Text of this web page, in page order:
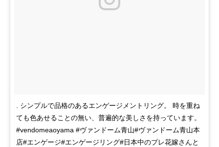
. シンプルで品格のあるエンゲージメントリング。 時を重ね
ても色あせることの無い、普遍的な美しさを持っています。
#vendomeaoyama #ヴァンドーム青山#ヴァンドーム青山本
店#エンゲージ#エンゲージリング#日本中のプレ花嫁さんと